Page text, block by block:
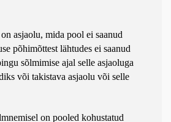
asjaolu, mida pool ei saanud
põhimõttest lähtudes ei saanud
sõlmimise ajal selle asjaoluga
või takistava asjaolu või selle
on pooled kohustatud